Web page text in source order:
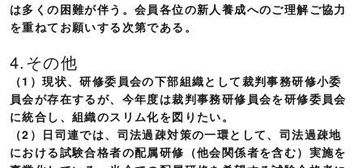
は多くの困難が伴う。会員各位の新人養成へのご理解ご協力
を重ねてお願いする次第である。
4.その他
（1）現状、研修委員会の下部組織として裁判事務研修小委
員会が存在するが、今年度は裁判事務研修員会を研修委員会
に統合し、組織のスリム化を図りたい。
（2）日司連では、司法過疎対策の一環として、司法過疎地
における試験合格者の配属研修（他会関係者を含む）実施を